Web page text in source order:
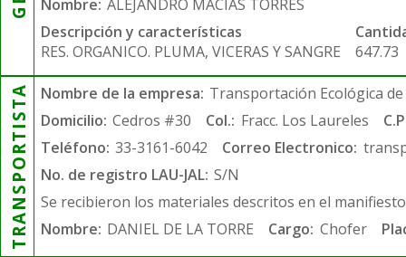
Nombre: ALEJANDRO MACIAS TORRES
Descripción y características
RES. ORGANICO. PLUMA, VICERAS Y SANGRE
647.73
TRANSPORTISTA Nombre de la empresa: Transportación Ecológica de
Domicilio: Cedros #30 Col.: Fracc. Los Laureles
Teléfono: 33-3161-6042 Correo Electronico:
No. de registro LAU-JAL: S/N
Se recibieron los materiales descritos en el
Nombre: DANIEL DE LA TORRE Cargo: Chofer